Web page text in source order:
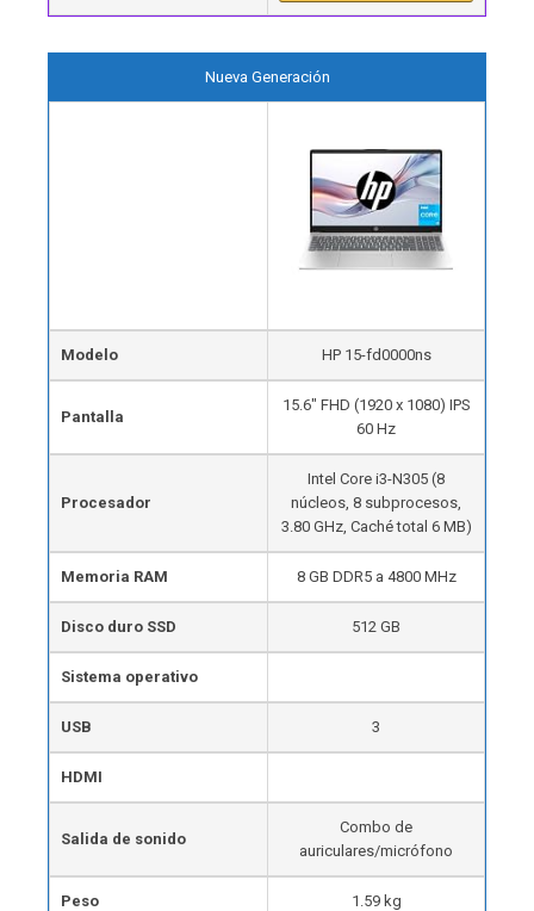
Nueva Generación
Modelo HP 15-fd0000ns
Pantalla
15.6″ FHD (1920 x 1080) IPS
60 Hz
Procesador
Intel Core i3-N305 (8
núcleos, 8 subprocesos,
3.80 GHz, Caché total 6 MB)
Memoria RAM 8 GB DDR5 a 4800 MHz
Disco duro SSD 512 GB
Sistema operativo
USB 3
HDMI
Salida de sonido
Combo de
auriculares/micrófono
Peso 1.59 kg